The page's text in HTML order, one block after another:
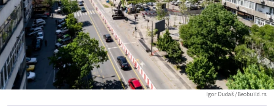
Igor Dudaš /Beobuild.rs